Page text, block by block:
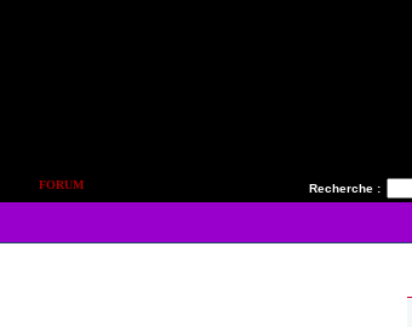
Recherche :
FORUM